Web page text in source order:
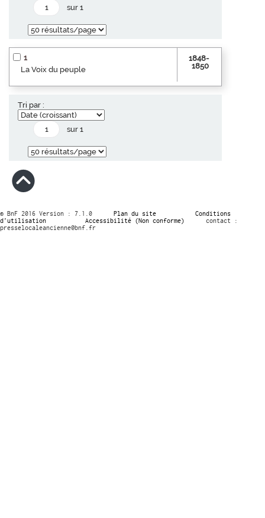
sur 1
1
La Voix du peuple
1848-
1850
Tri par :
sur 1
© BnF 2016 Version : 7.1.0 Plan du site
Conditions
d’utilisation
Accessibilité (Non conforme)
contact :
presselocaleancienne@bnf.fr